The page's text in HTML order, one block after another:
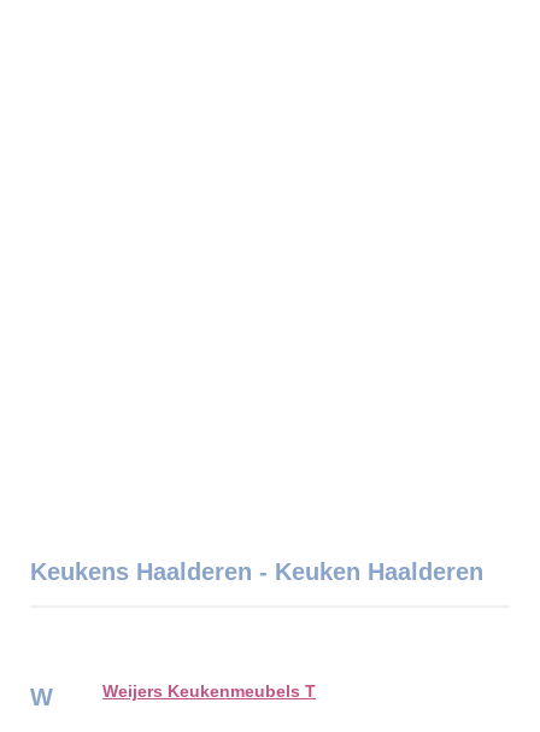
Keukens Haalderen - Keuken Haalderen
W Weijers Keukenmeubels T